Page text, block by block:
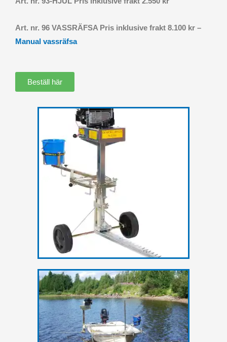
Art. nr. 96 VASSRÄFSA Pris inklusive frakt 8.100 kr –
Manual vassräfsa
Beställ här